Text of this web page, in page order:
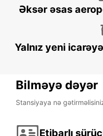
PECS
PECS - HUNGARY
Əksər əsas
Yalnız yeni
Bilməyə dəyər
Stansiyaya nə
Etibarlı